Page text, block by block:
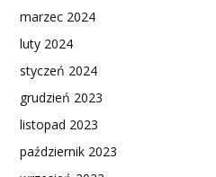
marzec 2024
luty 2024
styczeń 2024
grudzień 2023
listopad 2023
październik 2023